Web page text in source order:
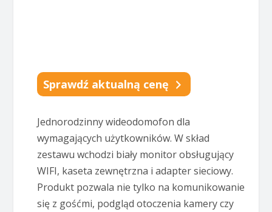
Sprawdź aktualną cenę
Jednorodzinny wideodomofon dla
wymagających użytkowników. W skład
zestawu wchodzi biały monitor obsługujący
WIFI, kaseta zewnętrzna i adapter sieciowy.
Produkt pozwala nie tylko na komunikowanie
się z gośćmi, podgląd otoczenia kamery czy